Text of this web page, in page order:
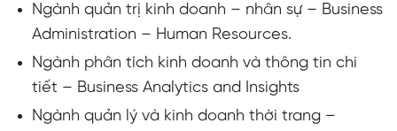
Ngành quản trị kinh doanh – nhân sự – Business
Administration – Human Resources.
Ngành phân tích kinh doanh và thông tin chi
tiết – Business Analytics and Insights
Ngành quản lý và kinh doanh thời trang –